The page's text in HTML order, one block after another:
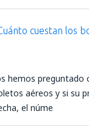
cuestan los
hemos preguntado
aéreos y si su
el núme